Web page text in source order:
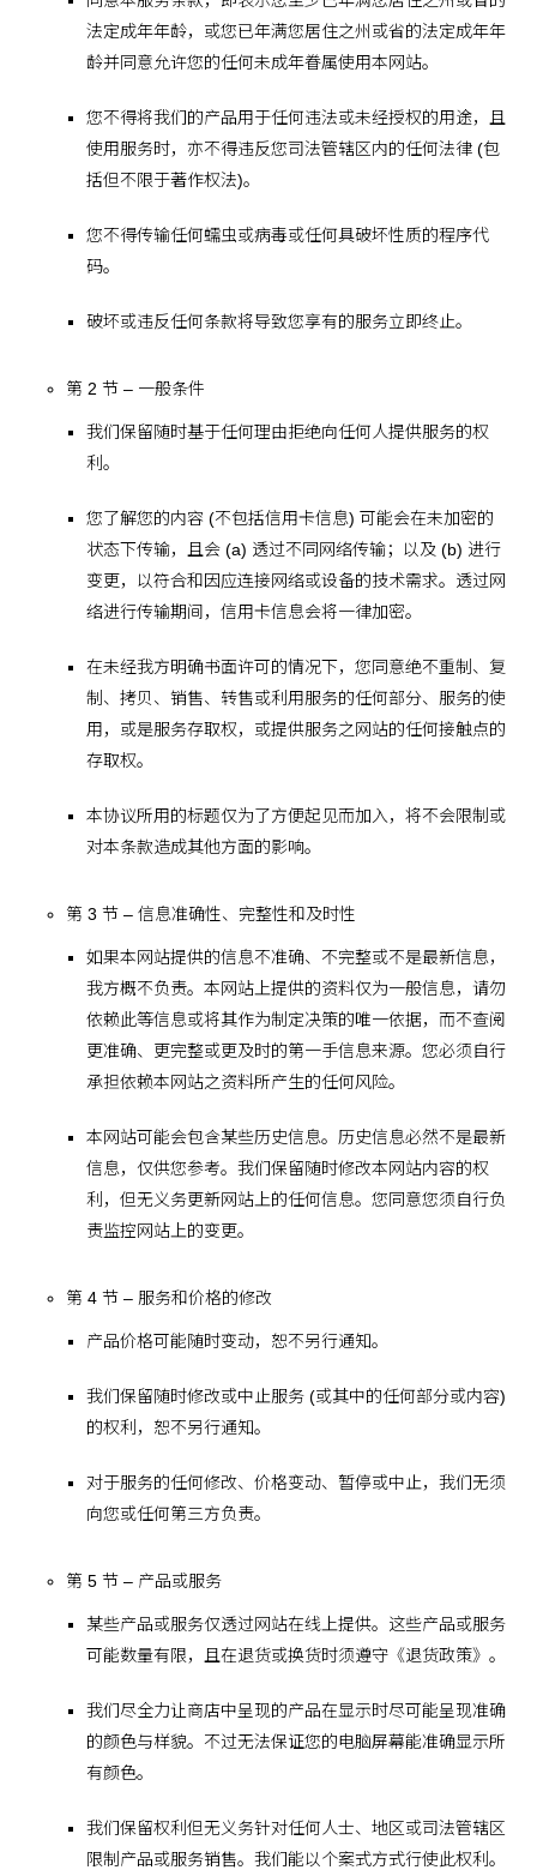
法定成年年龄，或您已年满您居住之州或省的法定成年年
龄并同意允许您的任何未成年眷属使用本网站。
您不得将我们的产品用于任何违法或未经授权的用途，且
使用服务时，亦不得违反您司法管辖区内的任何法律 (包
括但不限于著作权法)。
您不得传输任何蠕虫或病毒或任何具破坏性质的程序代
码。
破坏或违反任何条款将导致您享有的服务立即终止。
第 2 节 – 一般条件
我们保留随时基于任何理由拒绝向任何人提供服务的权
利。
您了解您的内容 (不包括信用卡信息) 可能会在未加密的
状态下传输，且会 (a) 透过不同网络传输；以及 (b) 进行
变更，以符合和因应连接网络或设备的技术需求。透过网
络进行传输期间，信用卡信息会将一律加密。
在未经我方明确书面许可的情况下，您同意绝不重制、复
制、拷贝、销售、转售或利用服务的任何部分、服务的使
用，或是服务存取权，或提供服务之网站的任何接触点的
存取权。
本协议所用的标题仅为了方便起见而加入，将不会限制或
对本条款造成其他方面的影响。
第 3 节 – 信息准确性、完整性和及时性
如果本网站提供的信息不准确、不完整或不是最新信息，
我方概不负责。本网站上提供的资料仅为一般信息，请勿
依赖此等信息或将其作为制定决策的唯一依据，而不查阅
更准确、更完整或更及时的第一手信息来源。您必须自行
承担依赖本网站之资料所产生的任何风险。
本网站可能会包含某些历史信息。历史信息必然不是最新
信息，仅供您参考。我们保留随时修改本网站内容的权
利，但无义务更新网站上的任何信息。您同意您须自行负
责监控网站上的变更。
第 4 节 – 服务和价格的修改
产品价格可能随时变动，恕不另行通知。
我们保留随时修改或中止服务 (或其中的任何部分或内容)
的权利，恕不另行通知。
对于服务的任何修改、价格变动、暂停或中止，我们无须
向您或任何第三方负责。
第 5 节 – 产品或服务
某些产品或服务仅透过网站在线上提供。这些产品或服务
可能数量有限，且在退货或换货时须遵守《退货政策》。
我们尽全力让商店中呈现的产品在显示时尽可能呈现准确
的颜色与样貌。不过无法保证您的电脑屏幕能准确显示所
有颜色。
我们保留权利但无义务针对任何人士、地区或司法管辖区
限制产品或服务销售。我们能以个案式方式行使此权利。